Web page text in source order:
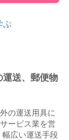
ぶ
運送、郵便物
の運送用具に
ービス業を営
広い運送手段